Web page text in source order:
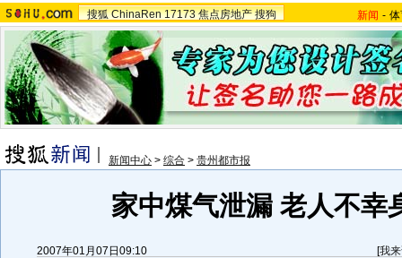
搜狐 ChinaRen 17173 焦点房地产 搜狗 新闻 -
新闻中心 > 综合 > 贵州都市报
家中煤气泄漏 老人不幸
2007年01月07日09:10 [我